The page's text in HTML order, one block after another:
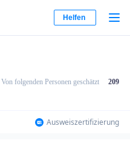
Helfen
Von folgenden Personen geschätzt 209
Ausweiszertifizierung